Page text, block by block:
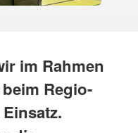
im Rahmen
Regio-